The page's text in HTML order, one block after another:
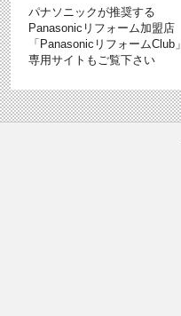
パナソニックが推奨する
Panasonicリフォーム加盟店
「PanasonicリフォームClub」
専用サイトもご覧下さい